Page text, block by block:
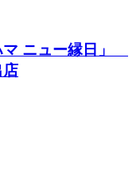
マ ニュー縁日」
店